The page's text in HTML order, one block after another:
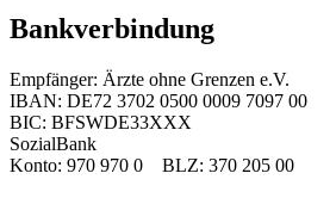
Bankverbindung
Empfänger: Ärzte ohne Grenzen e.V.
IBAN: DE72 3702 0500 0009 7097 00
BIC: BFSWDE33XXX
SozialBank
Konto: 970 970 0 BLZ: 370 205 00